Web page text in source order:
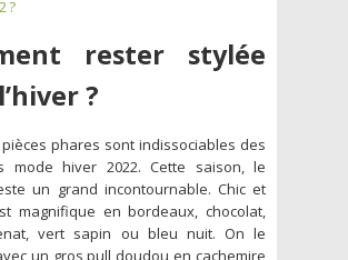
?
rester stylée
l’hiver ?
phares sont indissociables des
mode hiver 2022. Cette saison, le
un grand incontournable. Chic et
magnifique en bordeaux, chocolat,
vert sapin ou bleu nuit. On le
un gros pull doudou en cachemire